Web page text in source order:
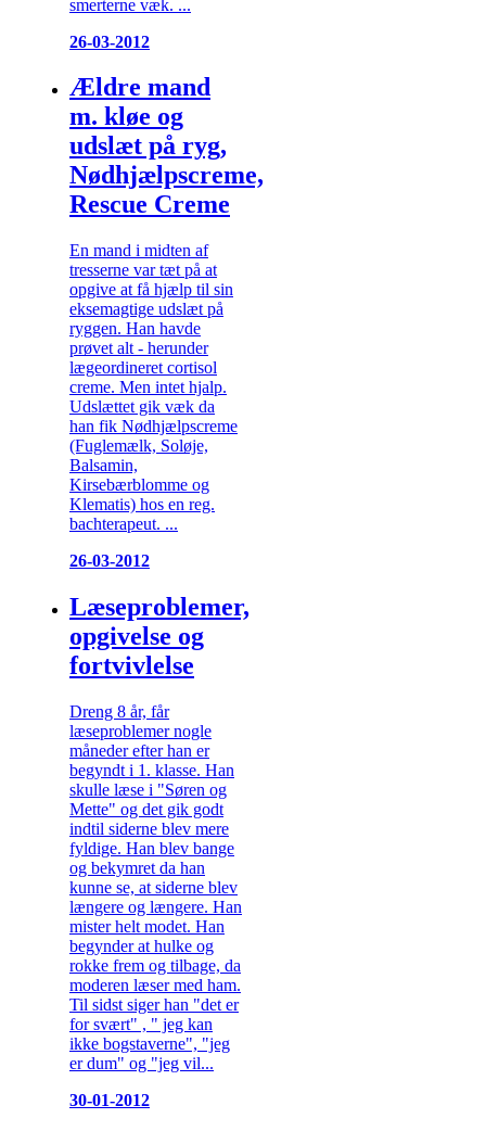
smerterne væk. ...
26-03-2012
Ældre mand
m. kløe og
udslæt på ryg,
Nødhjælpscreme,
Rescue Creme
En mand i midten af
tresserne var tæt på at
opgive at få hjælp til sin
eksemagtige udslæt på
ryggen. Han havde
prøvet alt - herunder
lægeordineret cortisol
creme. Men intet hjalp.
Udslættet gik væk da
han fik Nødhjælpscreme
(Fuglemælk, Soløje,
Balsamin,
Kirsebærblomme og
Klematis) hos en reg.
bachterapeut. ...
26-03-2012
Læseproblemer,
opgivelse og
fortvivlelse
Dreng 8 år, får
læseproblemer nogle
måneder efter han er
begyndt i 1. klasse. Han
skulle læse i "Søren og
Mette" og det gik godt
indtil siderne blev mere
fyldige. Han blev bange
og bekymret da han
kunne se, at siderne blev
længere og længere. Han
mister helt modet. Han
begynder at hulke og
rokke frem og tilbage, da
moderen læser med ham.
Til sidst siger han "det er
for svært" , " jeg kan
ikke bogstaverne", "jeg
er dum" og "jeg vil...
30-01-2012